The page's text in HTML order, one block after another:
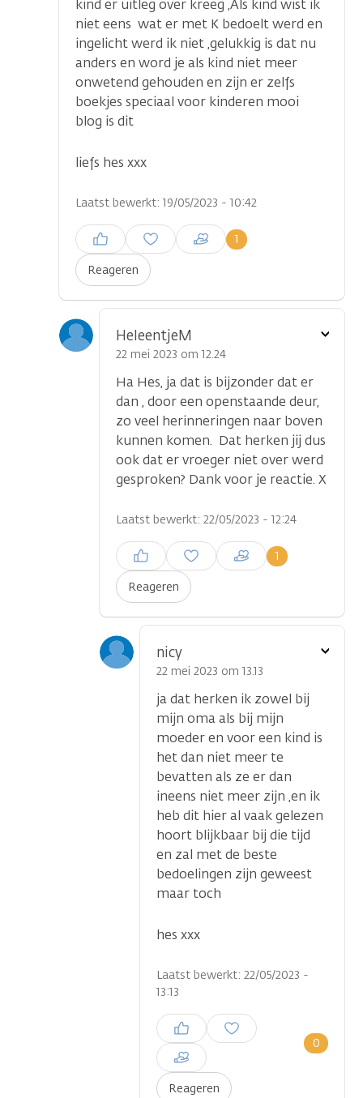
kind er uitleg over kreeg ,Als kind wist ik
niet eens wat er met K bedoelt werd en
ingelicht werd ik niet ,gelukkig is dat nu
anders en word je als kind niet meer
onwetend gehouden en zijn er zelfs
boekjes speciaal voor kinderen mooi
blog is dit
liefs hes xxx
Laatst bewerkt: 19/05/2023 - 10:42
Reageren
1
Inloggen om een reactie te
plaatsen
HeleentjeM
22 mei 2023 om 12.24
Ha Hes, ja dat is bijzonder dat er
dan , door een openstaande deur,
zo veel herinneringen naar boven
kunnen komen. Dat herken jij dus
ook dat er vroeger niet over werd
gesproken? Dank voor je reactie. X
Laatst bewerkt: 22/05/2023 - 12:24
Reageren
1
Inloggen om een reactie te
plaatsen
Toon
nicy
22 mei 2023 om 13.13
ja dat herken ik zowel bij
mijn oma als bij mijn
moeder en voor een kind is
het dan niet meer te
bevatten als ze er dan
ineens niet meer zijn ,en ik
heb dit hier al vaak gelezen
hoort blijkbaar bij die tijd
en zal met de beste
bedoelingen zijn geweest
maar toch
hes xxx
Laatst bewerkt: 22/05/2023 -
13:13
Reageren
0
Inloggen om een reactie te
plaatsen
Toon